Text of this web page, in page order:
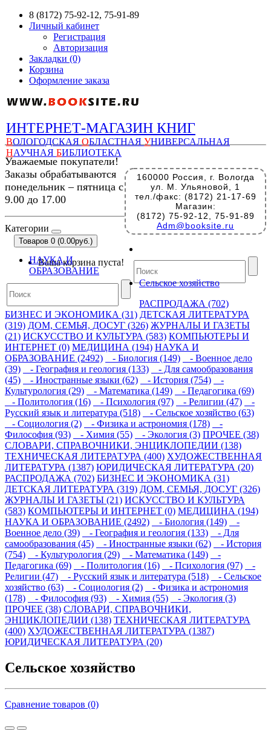
8 (8172) 75-92-12, 75-91-89
Личный кабинет
Регистрация
Авторизация
Закладки (0)
Корзина
Оформление заказа
ИНТЕРНЕТ-МАГАЗИН КНИГ
ВОЛОГОДСКАЯ ОБЛАСТНАЯ УНИВЕРСАЛЬНАЯ
НАУЧНАЯ БИБЛИОТЕКА
160000 Россия, г. Вологда
ул. М. Ульяновой, 1
тел./факс: (8172) 21-17-69
Магазин:
(8172) 75-92-12, 75-91-89
Adm@booksite.ru
Уважаемые покупатели!
Заказы обрабатываются
понедельник – пятница с
9.00 до 17.00
Категории
Товаров 0 (0.00руб.)
Ваша корзина пуста!
НАУКА И
ОБРАЗОВАНИЕ
Сельское хозяйство
РАСПРОДАЖА (702)
БИЗНЕС И ЭКОНОМИКА (31) ДЕТСКАЯ ЛИТЕРАТУРА
(319) ДОМ, СЕМЬЯ, ДОСУГ (326) ЖУРНАЛЫ И ГАЗЕТЫ
(21) ИСКУССТВО И КУЛЬТУРА (583) КОМПЬЮТЕРЫ И
ИНТЕРНЕТ (0) МЕДИЦИНА (194) НАУКА И
ОБРАЗОВАНИЕ (2492)
- Биология (149)
- Военное дело
(39)
- География и геология (133)
- Для самообразования
(45)
- Иностранные языки (62) - История (754)
-
Культурология (29)
- Математика (149)
- Педагогика (69)
- Политология (16)
- Психология (97) - Религии (47)
-
Русский язык и литература (518)
- Сельское хозяйство (63)
- Социология (2)
- Физика и астрономия (178)
-
Философия (93)
- Химия (55) - Экология (3) ПРОЧЕЕ (38)
СЛОВАРИ, СПРАВОЧНИКИ, ЭНЦИКЛОПЕДИИ (138)
ТЕХНИЧЕСКАЯ ЛИТЕРАТУРА (400) ХУДОЖЕСТВЕННАЯ
ЛИТЕРАТУРА (1387) ЮРИДИЧЕСКАЯ ЛИТЕРАТУРА (20)
РАСПРОДАЖА (702) БИЗНЕС И ЭКОНОМИКА (31)
ДЕТСКАЯ ЛИТЕРАТУРА (319) ДОМ, СЕМЬЯ, ДОСУГ (326)
ЖУРНАЛЫ И ГАЗЕТЫ (21) ИСКУССТВО И КУЛЬТУРА
(583) КОМПЬЮТЕРЫ И ИНТЕРНЕТ (0) МЕДИЦИНА (194)
НАУКА И ОБРАЗОВАНИЕ (2492)
- Биология (149)
-
Военное дело (39)
- География и геология (133)
- Для
самообразования (45)
- Иностранные языки (62)
- История
(754)
- Культурология (29) - Математика (149)
-
Педагогика (69)
- Политология (16) - Психология (97)
-
Религии (47)
- Русский язык и литература (518)
- Сельское
хозяйство (63)
- Социология (2)
- Физика и астрономия
(178)
- Философия (93) - Химия (55)
- Экология (3)
ПРОЧЕЕ (38) СЛОВАРИ, СПРАВОЧНИКИ,
ЭНЦИКЛОПЕДИИ (138) ТЕХНИЧЕСКАЯ ЛИТЕРАТУРА
(400) ХУДОЖЕСТВЕННАЯ ЛИТЕРАТУРА (1387)
ЮРИДИЧЕСКАЯ ЛИТЕРАТУРА (20)
Сельское хозяйство
Сравнение товаров (0)